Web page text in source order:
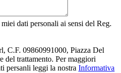
dati personali ai sensi del Reg.
C.F. 09860991000, Piazza Del
del trattamento. Per maggiori
persanli leggi la nostra Informativa